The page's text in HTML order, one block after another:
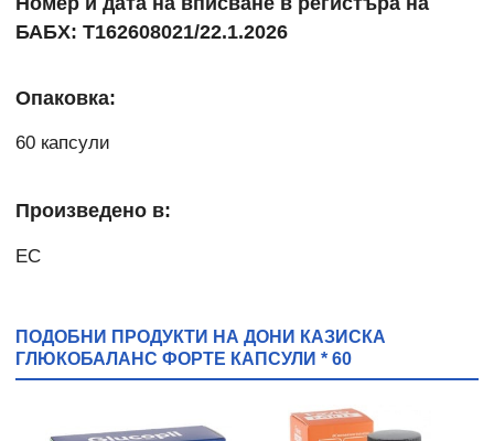
БАБХ: Т162608021/22.1.2026
Опаковка:
60 капсули
Произведено в:
ЕС
ПОДОБНИ ПРОДУКТИ НА ДОНИ КАЗИСКА
ГЛЮКОБАЛАНС ФОРТЕ КАПСУЛИ * 60